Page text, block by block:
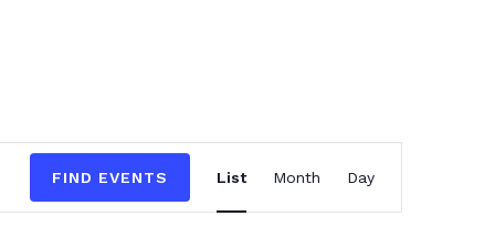
FIND EVENTS
Views
List Month Day